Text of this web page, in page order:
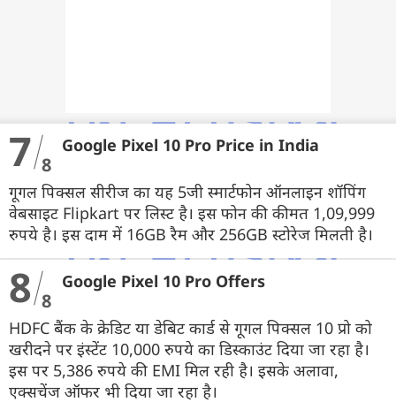
7 8
Google Pixel 10 Pro Price in India
गूगल पिक्सल सीरीज का यह 5जी स्मार्टफोन ऑनलाइन शॉपिंग
वेबसाइट Flipkart पर लिस्ट है। इस फोन की कीमत 1,09,999
रुपये है। इस दाम में 16GB रैम और 256GB स्टोरेज मिलती है।
8 8
Google Pixel 10 Pro Offers
HDFC बैंक के क्रेडिट या डेबिट कार्ड से गूगल पिक्सल 10 प्रो को
खरीदने पर इंस्टेंट 10,000 रुपये का डिस्काउंट दिया जा रहा है।
इस पर 5,386 रुपये की EMI मिल रही है। इसके अलावा,
एक्सचेंज ऑफर भी दिया जा रहा है।